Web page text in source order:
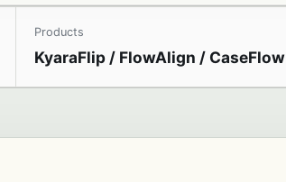
Products
KyaraFlip / FlowAlign / CaseFlow